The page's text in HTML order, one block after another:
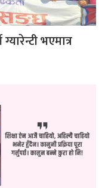
भएमात्र